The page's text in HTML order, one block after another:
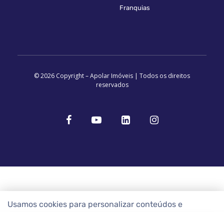
Franquias
© 2026 Copyright – Apolar Imóveis | Todos os direitos
reservados
Usamos cookies para personalizar conteúdos e